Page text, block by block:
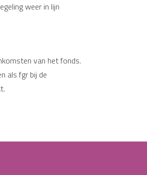
weer in lijn
van het fonds.
als fgr bij de